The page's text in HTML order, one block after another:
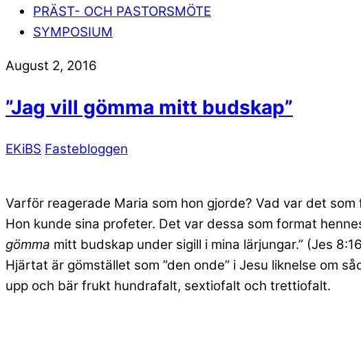
PRÄST- OCH PASTORSMÖTE
SYMPOSIUM
August 2, 2016
”Jag vill gömma mitt budskap”
EKiBS Fastebloggen
Varför reagerade Maria som hon gjorde? Vad var det
Hon kunde sina profeter. Det var dessa som format
gömma mitt budskap under sigill i mina lärjungar.” (Jes
Hjärtat är gömstället som ”den onde” i Jesu liknelse om
upp och bär frukt hundrafalt, sextiofalt och trettiofalt.